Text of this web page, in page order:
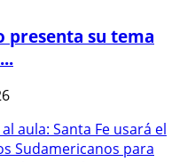
presenta su tema